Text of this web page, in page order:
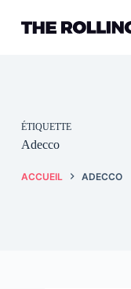
contenu
ÉTIQUETTE
Adecco
ACCUEIL ADECCO